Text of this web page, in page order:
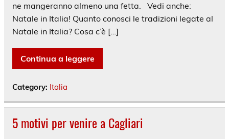
ne mangeranno almeno una fetta. Vedi anche:
Natale in Italia! Quanto conosci le tradizioni legate al
Natale in Italia? Cosa c’è […]
Continua a leggere
Category: Italia
5 motivi per venire a Cagliari